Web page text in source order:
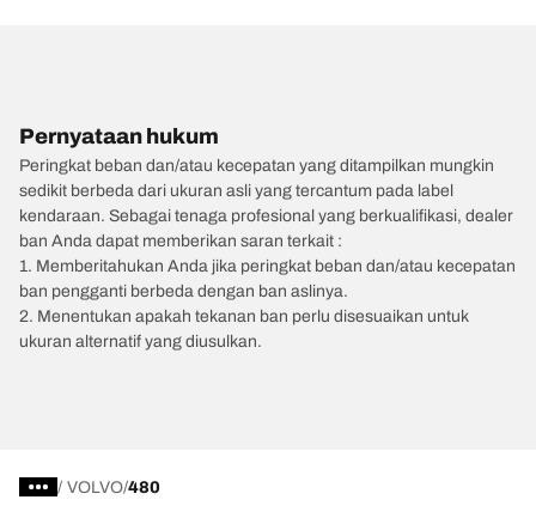
Pernyataan hukum
Peringkat beban dan/atau kecepatan yang ditampilkan mungkin
sedikit berbeda dari ukuran asli yang tercantum pada label
kendaraan. Sebagai tenaga profesional yang berkualifikasi, dealer
ban Anda dapat memberikan saran terkait :
1. Memberitahukan Anda jika peringkat beban dan/atau kecepatan
ban pengganti berbeda dengan ban aslinya.
2. Menentukan apakah tekanan ban perlu disesuaikan untuk
ukuran alternatif yang diusulkan.
/ VOLVO 480